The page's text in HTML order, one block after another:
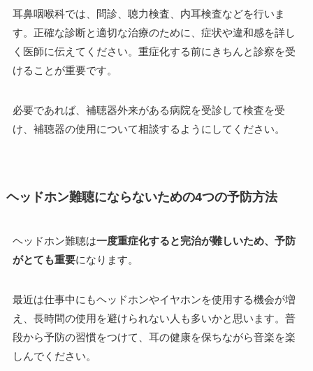
耳鼻咽喉科では、問診、聴力検査、内耳検査などを行いま
す。正確な診断と適切な治療のために、症状や違和感を詳し
く医師に伝えてください。重症化する前にきちんと診察を受
けることが重要です。
必要であれば、補聴器外来がある病院を受診して検査を受
け、補聴器の使用について相談するようにしてください。
ヘッドホン難聴にならないための4つの予防方法
ヘッドホン難聴は一度重症化すると完治が難しいため、予防
がとても重要になります。
最近は仕事中にもヘッドホンやイヤホンを使用する機会が増
え、長時間の使用を避けられない人も多いかと思います。普
段から予防の習慣をつけて、耳の健康を保ちながら音楽を楽
しんでください。